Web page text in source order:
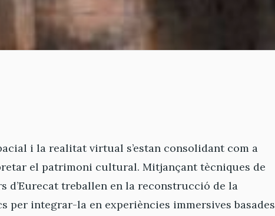
i la realitat virtual s’estan consolidant com a
el patrimoni cultural. Mitjançant tècniques de
d’Eurecat treballen en la reconstrucció de la
per integrar-la en experiències immersives basades